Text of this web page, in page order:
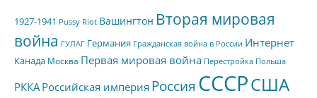
1927-1941 Pussy Riot Вашингтон Вторая мировая
война ГУЛАГ Германия Гражданская война в России Интернет
Канада Москва Первая мировая война Перестройка Польша
РККА Российская империя Россия СССРСША